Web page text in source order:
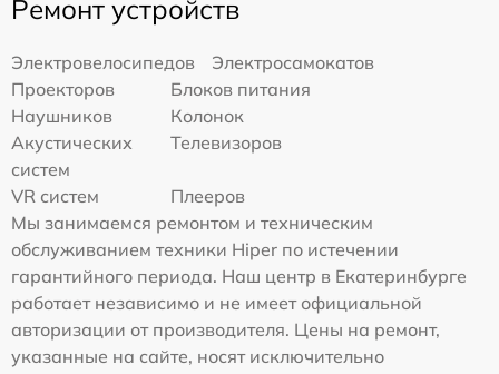
Ремонт устройств
Электровелосипедов
Электросамокатов
Проекторов
Блоков питания
Наушников
Колонок
Акустических
систем
Телевизоров
VR систем
Плееров
Мы занимаемся ремонтом и техническим
обслуживанием техники Hiper по истечении
гарантийного периода. Наш центр в Екатеринбурге
работает независимо и не имеет официальной
авторизации от производителя. Цены на ремонт,
указанные на сайте, носят исключительно